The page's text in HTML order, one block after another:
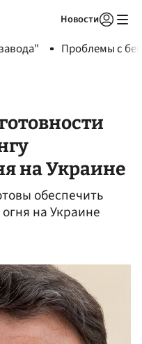
Новости
Проблемы с
на Украине
обеспечить
на Украине